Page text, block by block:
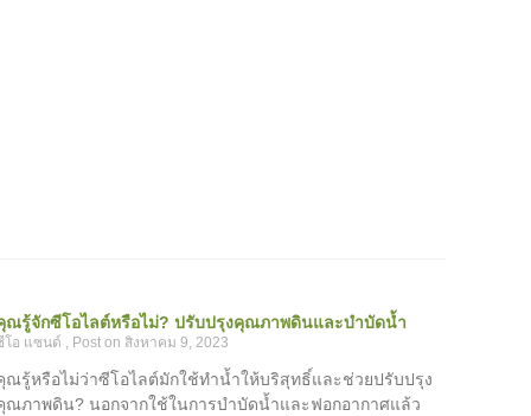
ณรู้จักซีโอไลต์หรือไม่? ปรับปรุงคุณภาพดินและบำบัดน้ำ
โอ แซนด์ สิงหาคม 9, 2023
ณรู้หรือไม่ว่าซีโอไลต์มักใช้ทำน้ำให้บริสุทธิ์และช่วยปรับปรุง
ณภาพดิน? นอกจากใช้ในการบำบัดน้ำและฟอกอากาศแล้ว